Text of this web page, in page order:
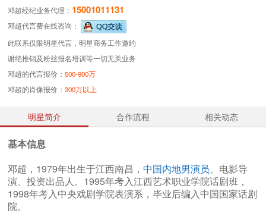
邓超经纪业务代理： 15001011131
邓超代言费在线咨询：
此联系仅限明星代言，明星商务工作邀约
谢绝推销及粉丝报名培训等一切无关业务
邓超的代言报价： 500-900万
邓超的肖像报价： 300万以上
明星简介 合作流程 相关动态
基本信息
邓超，1979年出生于江西南昌， 中国内地男演员、电影导
演、投资出品人。1995年考入江西艺术职业学院话剧班，
1998年考入中央戏剧学院表演系，毕业后编入中国国家话剧
院。